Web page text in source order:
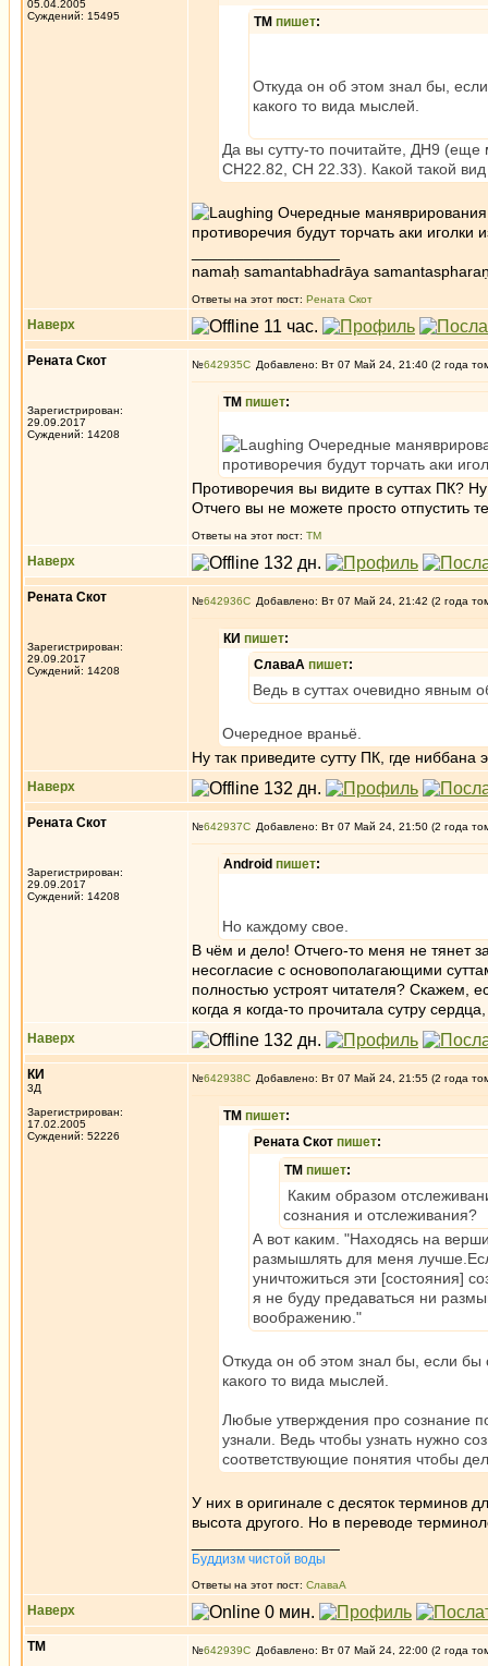
05.04.2005
Суждений: 15495
ТМ пишет:
Откуда он об этом знал бы,
какого то вида мыслей.
Да вы сутту-то почитайте, ДН9
СН22.82, СН 22.33). Какой такой
Очередные маняврирования
противоречия будут торчать аки иголки
namaḥ samantabhadrāya
Ответы на этот пост: Рената Скот
Наверх
Рената Скот
Зарегистрирован:
29.09.2017
Суждений: 14208
№642935 Добавлено: Вт 07 Май 24, 21:40 (2 года
ТМ пишет:
Очередные
противоречия будут торчать аки
Противоречия вы видите в суттах ПК?
Отчего вы не можете просто отпустить
Ответы на этот пост: ТМ
Наверх
Рената Скот
Зарегистрирован:
29.09.2017
Суждений: 14208
№642936 Добавлено: Вт 07 Май 24, 21:42 (2 года
КИ пишет:
СлаваА пишет:
Ведь в суттах очевидно явным
Очередное враньё.
Ну так приведите сутту ПК, где
Наверх
Рената Скот
Зарегистрирован:
29.09.2017
Суждений: 14208
№642937 Добавлено: Вт 07 Май 24, 21:50 (2 года
Android пишет:
Но каждому свое.
В чём и дело! Отчего-то меня не тянет
несогласие с основополагающими
полностью устроят читателя? Скажем,
когда я когда-то прочитала сутру
Наверх
КИ
3Д
Зарегистрирован:
17.02.2005
Суждений: 52226
№642938 Добавлено: Вт 07 Май 24, 21:55 (2 года
ТМ пишет:
Рената Скот пишет:
ТМ пишет:
Каким образом
сознания и отслеживания?
А вот каким. "Находясь на
размышлять для меня
уничтожиться эти [состояния]
я не буду предаваться ни
воображению."
Откуда он об этом знал бы, если
какого то вида мыслей.
Любые утверждения про сознание
узнали. Ведь чтобы узнать нужно
соответствующие понятия чтобы
У них в оригинале с десяток терминов
высота другого. Но в переводе
Буддизм чистой воды
Ответы на этот пост: СлаваА
Наверх
ТМ №642939 Добавлено: Вт 07 Май 24, 22:00 (2 года